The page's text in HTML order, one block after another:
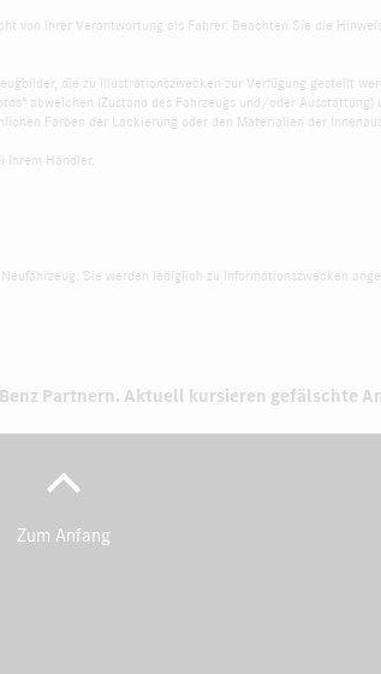
von Ihrer Verantwortung als Fahrer. Beachten Sie die
die zu Illustrationszwecken zur Verfügung gestellt
abweichen (Zustand des Fahrzeugs und/oder
Farben der Lackierung oder den Materialien der
Ihrem Händler.
Sie werden lediglich zu Informationszwecken
Partnern. Aktuell kursieren gefälschte
Zum Anfang